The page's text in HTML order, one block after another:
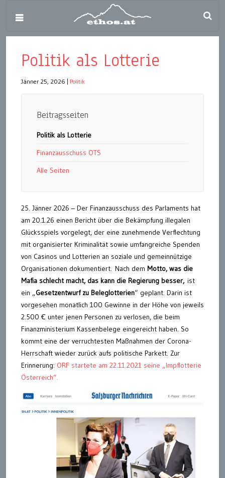
Politik als Lotterie
Jänner 25, 2026 Politik
Beitragsseiten
Politik als Lotterie
Finanzausschuss OTS
Alle Seiten
25. Jänner 2026 – Der Finanzausschuss des Parlaments hat
am 20.1.26 einen Bericht über die Bekämpfung illegalen
Glücksspiels vorgelegt, der eine zunehmende Verflechtung
mit organisierter Kriminalität sowie umfangreiche Spenden
von Casinos und Lotterien an soziale und gemeinnützige
Organisationen dokumentiert. Nach dem Motto, was die
Mafia schlecht macht, das kann die Regierung besser,ist
ein „Gesetzentwurf zu Beleglotterien“ geplant. Darin ist
vorgesehen monatlich 100 Gewinne in der Höhe von jeweils
2.500 Ꞓ unter jenen Personen zu verlosen, die beim
Finanzministerium Kassenbelege eingereicht haben. So
kommt eine der verruchtesten Maßnahmen der Corona-
Herrschaft wieder zurück aufs politische Parkett. Zur
Erinnerung: ORF startete am 22.11.2021 seine „Impflotterie
Österreich“.